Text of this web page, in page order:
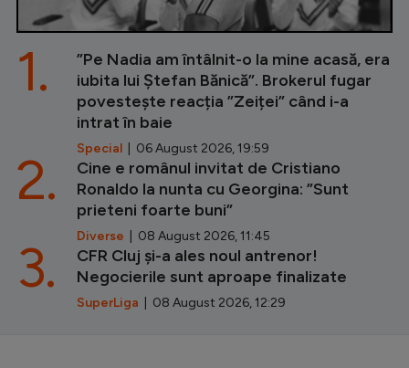
”Pe Nadia am întâlnit-o la mine acasă, era
iubita lui Ștefan Bănică”. Brokerul fugar
povestește reacția ”Zeiței” când i-a
intrat în baie
Special | 06 August 2026, 19:59
1.
Cine e românul invitat de Cristiano
Ronaldo la nunta cu Georgina: ”Sunt
prieteni foarte buni”
Diverse | 08 August 2026, 11:45
2.
CFR Cluj și-a ales noul antrenor!
Negocierile sunt aproape finalizate
SuperLiga | 08 August 2026, 12:29
3.